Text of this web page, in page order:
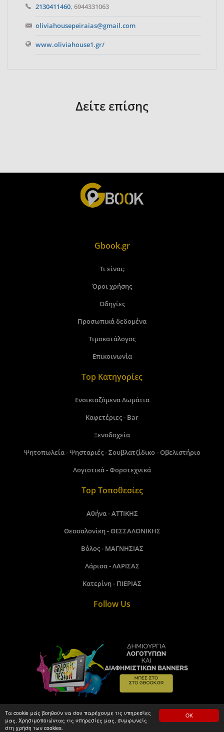
ΟΚ
Τα cookie μάς βοηθούν να σου παρέχουμε τις υπηρεσίες
μας. Χρησιμοποιώντας τις υπηρεσίες μας, συμφωνείς
στη χρήση των cookies.
2130411460, 6944331063
oliviahousepeiraias@gmail.com
www.oliviahouse1.gr/
Δείτε επίσης
Gbook.gr
Τι είναι;
Όροι χρήσης
Οδηγίες
Προσωπικά δεδομένα
Τιμοκατάλογος
Επικοινωνία
Top Κατηγορίες
Ενοικιαζόμενα Δωμάτια
Καφετέριες - Bar
Ξενοδοχεία
Ψητοπωλεία - Ψησταριές - Σουβλατζίδικο - Οβελιστήριο
Λογιστικά - Φοροτεχνικά
Top Τοποθεσίες
Αθήνα - ΑΤΤΙΚΗΣ
Θεσσαλονίκη - ΘΕΣΣΑΛΟΝΙΚΗΣ
Βόλος - ΜΑΓΝΗΣΙΑΣ
Λάρισα - ΛΑΡΙΣΑΣ
Κατερίνη - ΠΙΕΡΙΑΣ
Follow Us
Gbook.gr©2018 - 2026. Made by kamitare.com